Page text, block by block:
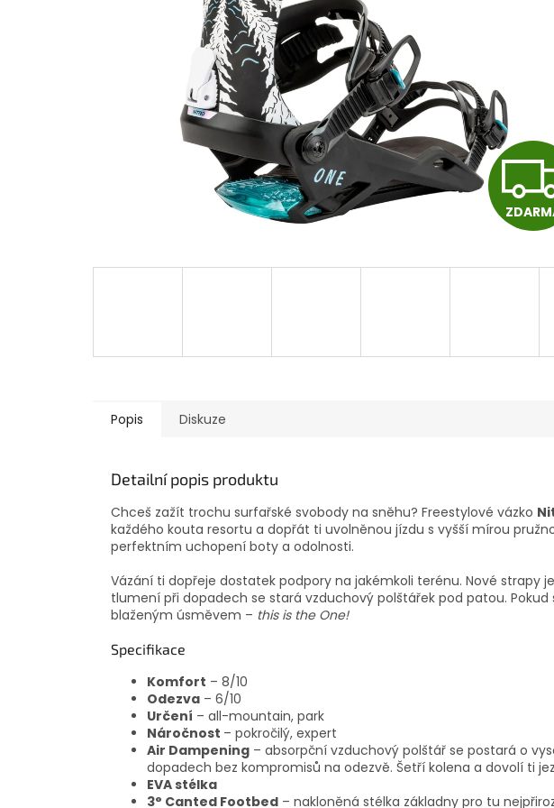
Popis Diskuze
Detailní popis produktu
Chceš zažít trochu surfařské svobody na sněhu? Freestylové vázko
každého kouta resortu a dopřát ti uvolněnou jízdu s vyšší mírou
perfektním uchopení boty a odolnosti.
Vázání ti dopřeje dostatek podpory na jakémkoli terénu. Nové strapy
tlumení při dopadech se stará vzduchový polštářek pod patou.
blaženým úsměvem – this is the One!
Specifikace
Komfort – 8/10
Odezva – 6/10
Určení – all-mountain, park
Náročnost – pokročilý, expert
Air Dampening – absorpční vzduchový polštář se postará o
dopadech bez kompromisů na odezvě. Šetří kolena a dovolí ti
EVA stélka
3° Canted Footbed – nakloněná stélka základny pro tu